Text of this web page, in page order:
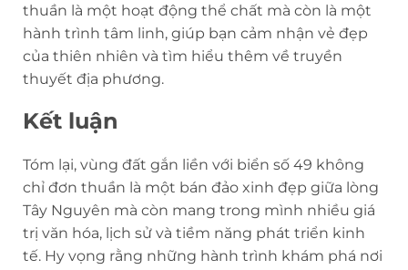
thuần là một hoạt động thể chất mà còn là một
hành trình tâm linh, giúp bạn cảm nhận vẻ đẹp
của thiên nhiên và tìm hiểu thêm về truyền
thuyết địa phương.
Kết luận
Tóm lại, vùng đất gắn liền với biển số 49 không
chỉ đơn thuần là một bán đảo xinh đẹp giữa lòng
Tây Nguyên mà còn mang trong mình nhiều giá
trị văn hóa, lịch sử và tiềm năng phát triển kinh
tế. Hy vọng rằng những hành trình khám phá nơi